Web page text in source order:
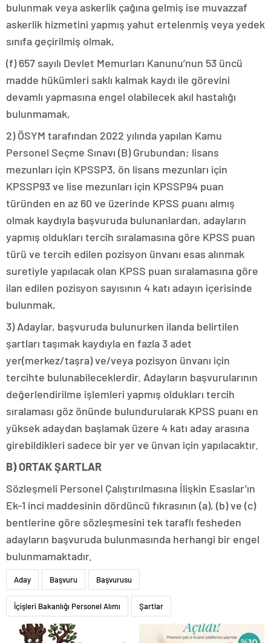
bulunmak veya askerlik çağına gelmiş ise muvazzaf
askerlik hizmetini yapmış yahut ertelenmiş veya yedek
sınıfa geçirilmiş olmak,
(f) 657 sayılı Devlet Memurları Kanunu’nun 53 üncü
madde hükümleri saklı kalmak kaydı ile görevini
devamlı yapmasına engel olabilecek akıl hastalığı
bulunmamak,
2) ÖSYM tarafından 2022 yılında yapılan Kamu
Personel Seçme Sınavı (B) Grubundan; lisans
mezunları için KPSSP3, ön lisans mezunları için
KPSSP93 ve lise mezunları için KPSSP94 puan
türünden en az 60 ve üzerinde KPSS puanı almış
olmak kaydıyla başvuruda bulunanlardan, adayların
yapmış oldukları tercih sıralamasına göre KPSS puan
türü ve tercih edilen pozisyon ünvanı esas alınmak
suretiyle yapılacak olan KPSS puan sıralamasına göre
ilan edilen pozisyon sayısının 4 katı adayın içerisinde
bulunmak,
3) Adaylar, başvuruda bulunurken ilanda belirtilen
şartları taşımak kaydıyla en fazla 3 adet
yer(merkez/taşra) ve/veya pozisyon ünvanı için
tercihte bulunabileceklerdir. Adayların başvurularının
değerlendirilme işlemleri yapmış oldukları tercih
sıralaması göz önünde bulundurularak KPSS puanı en
yüksek adaydan başlamak üzere 4 katı aday arasına
girebildikleri sadece bir yer ve ünvan için yapılacaktır.
B) ORTAK ŞARTLAR
Sözleşmeli Personel Çalıştırılmasına İlişkin Esaslar’ın
Ek-1 inci maddesinin dördüncü fıkrasının (a), (b) ve (c)
bentlerine göre sözleşmesini tek taraflı fesheden
adayların başvuruda bulunmasında herhangi bir engel
bulunmamaktadır.
Aday Başvuru Başvurusu
İçişleri Bakanlığı Personel Alımı Şartlar